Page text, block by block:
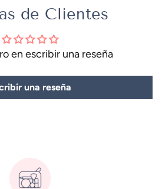
de Clientes
en escribir una reseña
una reseña